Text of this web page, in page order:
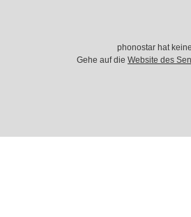
phonostar hat
Gehe auf die Website des